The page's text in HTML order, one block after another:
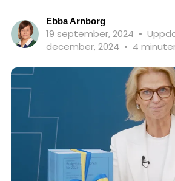
Ebba Arnborg
19 september, 2024 •
december, 2024 • 4